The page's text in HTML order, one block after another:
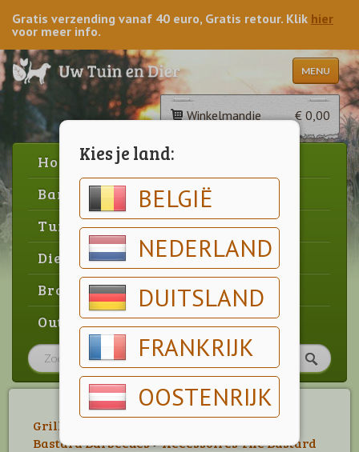
Kies je land:
BELGIË
NEDERLAND
DUITSLAND
FRANKRIJK
OOSTENRIJK
Gratis verzending vanaf 40 euro, Gratis retour. Klik hier
voor meer info.
MENU
Winkelmandje € 0,00
Home
Barbecue
Tuin
Dier
Brood & gebak
Outlet
Grillen
Bastard Barbecues>Accessoires The Bastard